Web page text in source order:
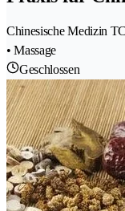
Chinesische Medizin
• Massage
Geschlossen